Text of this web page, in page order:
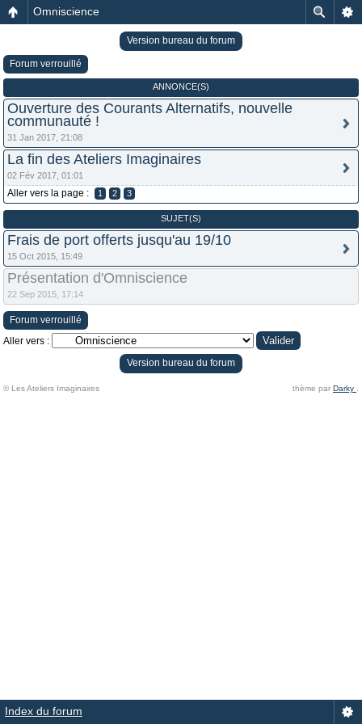
Omniscience
Version bureau du forum
Forum verrouillé
ANNONCE(S)
Ouverture des Courants Alternatifs, nouvelle
communauté !
31 Jan 2017, 21:08
La fin des Ateliers Imaginaires
02 Fév 2017, 01:01
Aller vers la page : 1 2 3
SUJET(S)
Frais de port offerts jusqu'au 19/10
15 Oct 2015, 15:49
Présentation d'Omniscience
22 Sep 2015, 17:14
Forum verrouillé
Aller vers :
Version bureau du forum
© Les Ateliers Imaginaires thème par Darky
Index du forum